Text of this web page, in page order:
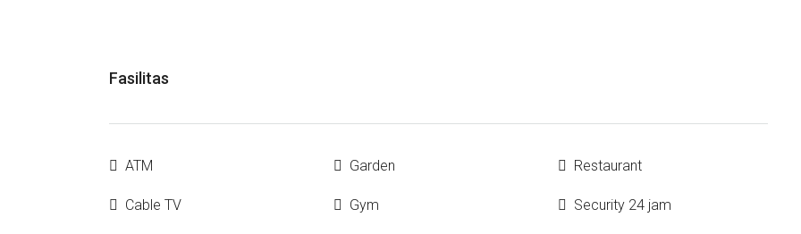
Fasilitas
ATM
Cable TV
Garden
Gym
Restaurant
Security 24 jam